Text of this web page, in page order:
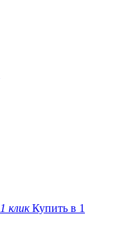
Купить в 1